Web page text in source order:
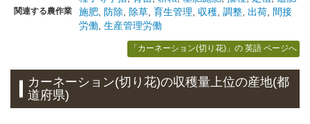
関連する農作業
施肥 防除 除草 育生管理 収穫 調整 出荷 間接
労働 生産管理労働
「カーネーション(切り花)」の 英語 ページへ
カーネーション(切り花)の収穫量上位の産地(都
道府県)